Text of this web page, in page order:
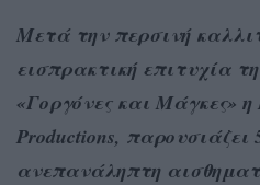
Mετά την περσινή
εισπρακτική επιτυχία
«Γοργόνες και Μάγκες» η
Productions,
ανεπανάληπτη